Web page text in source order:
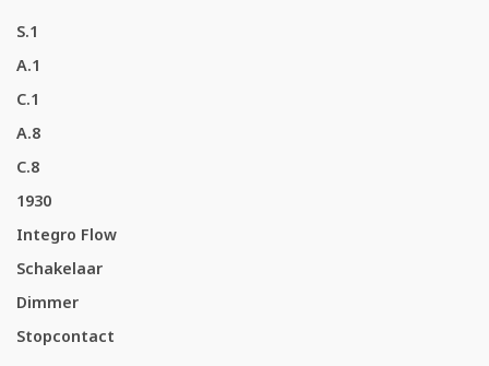
S.1
A.1
C.1
A.8
C.8
1930
Integro Flow
Schakelaar
Dimmer
Stopcontact